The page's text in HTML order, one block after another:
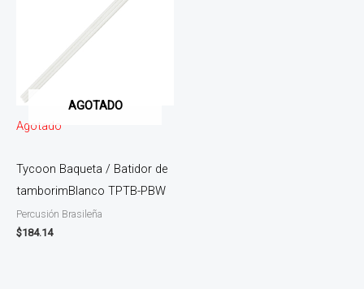
AGOTADO
Agotado
Tycoon Baqueta / Batidor de
tamborimBlanco TPTB-PBW
Percusión Brasileña
$184.14